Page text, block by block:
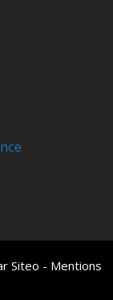
Siteo - Mentions